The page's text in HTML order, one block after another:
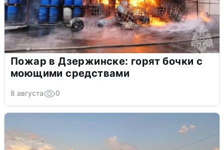
Пожар в Дзержинске: горят бочки с
моющими средствами
8 августа 0